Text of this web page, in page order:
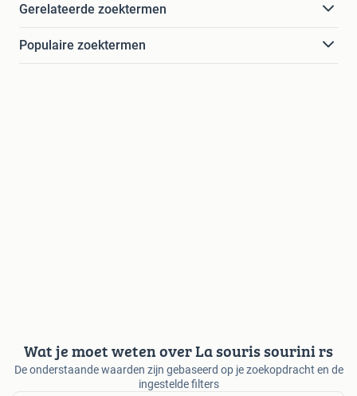
Gerelateerde zoektermen
Populaire zoektermen
Wat je moet weten over La souris sourini rs
De onderstaande waarden zijn gebaseerd op je zoekopdracht en de
ingestelde filters